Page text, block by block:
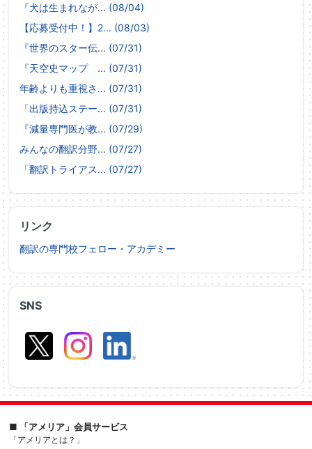
SNS
『犬は生まれなが... (08/04)
【応募受付中！】2... (08/03)
『世界のスター伝... (07/31)
『天空史マップ ... (07/31)
年齢よりも重視さ... (07/31)
「出版持込ステー... (07/31)
『減量専門医が教... (07/29)
みんなの翻訳分野... (07/27)
「翻訳トライアス... (07/27)
リンク
翻訳の専門校フェロー・アカデミー
■ 「アメリア」会員サービス
「アメリアとは？」